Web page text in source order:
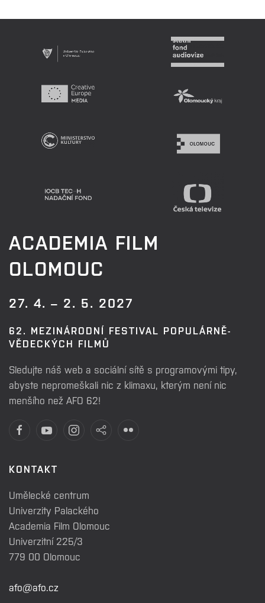
ACADEMIA FILM
OLOMOUC
27. 4. – 2. 5. 2027
62. MEZINÁRODNÍ FESTIVAL POPULÁRNĚ-
VĚDECKÝCH FILMŮ
Sledujte náš web a sociální sítě s programovými tipy,
abyste nepromeškali nic z klimaxu, kterým není nic
menšího než AFO 62!
KONTAKT
Umělecké centrum
Univerzity Palackého
Academia Film Olomouc
Univerzitní 225/3
779 00 Olomouc
afo@afo.cz